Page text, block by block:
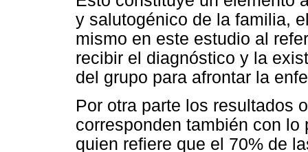
y salutogénico de la familia,
mismo en este estudio al
recibir el diagnóstico y la
del grupo para afrontar la
Por otra parte los resultados
corresponden también con
quien refiere que el 70% de